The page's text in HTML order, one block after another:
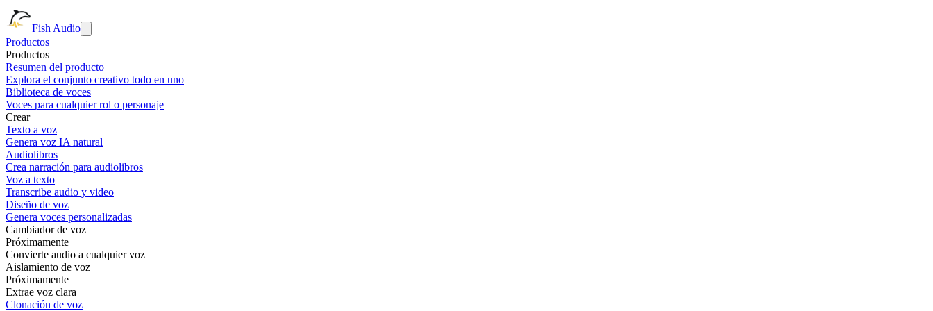
Fish Audio
Productos
Productos
Resumen del producto
Explora el conjunto creativo todo en uno
Biblioteca de voces
Voces para cualquier rol o personaje
Crear
Texto a voz
Genera voz IA natural
Audiolibros
Crea narración para audiolibros
Voz a texto
Transcribe audio y video
Diseño de voz
Genera voces personalizadas
Cambiador de voz
Próximamente
Convierte audio a cualquier voz
Aislamiento de voz
Próximamente
Extrae voz clara
Clonación de voz